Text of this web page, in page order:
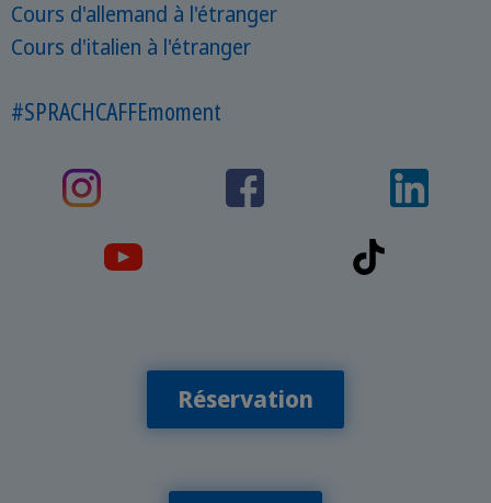
Cours d'allemand à l'étranger
Cours d'italien à l'étranger
#SPRACHCAFFEmoment
Réservation